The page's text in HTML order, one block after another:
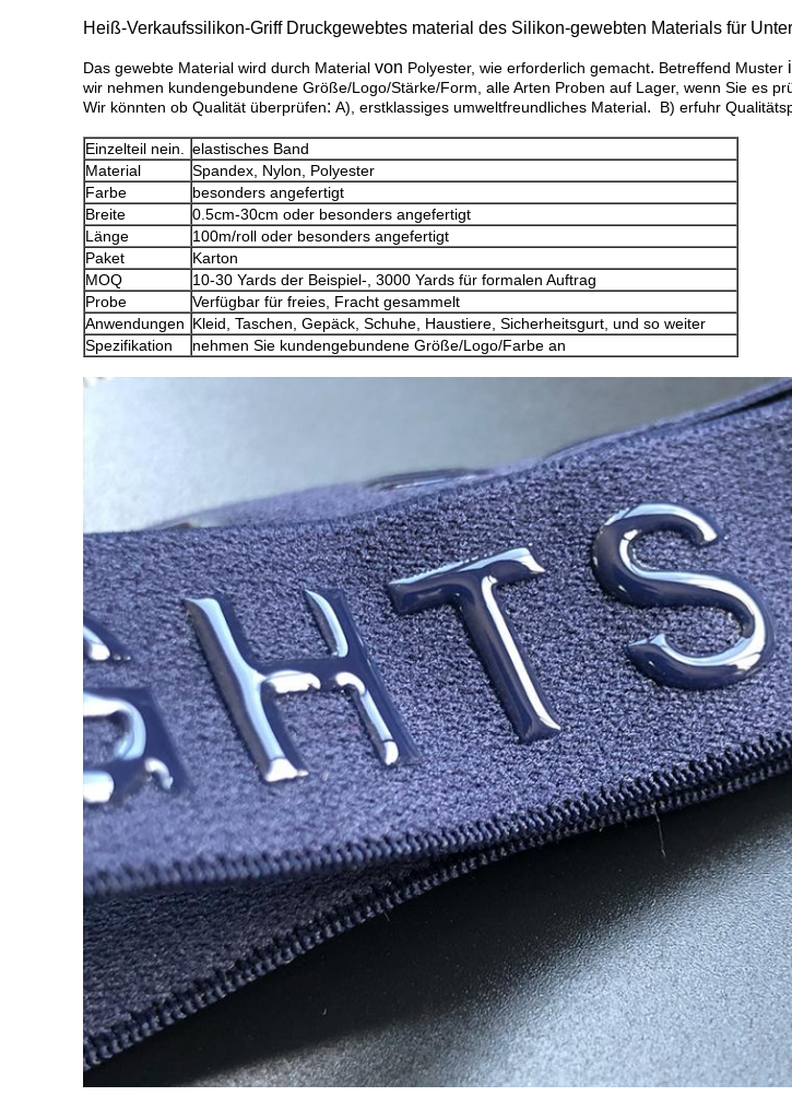
Heiß-Verkaufssilikon-Griff Druckgewebtes material des Silikon-gewebten Materials für
Das gewebte Material wird durch Material von Polyester, wie erforderlich gemacht. Betreffend Muster
wir nehmen kundengebundene Größe/Logo/Stärke/Form, alle Arten Proben auf Lager, wenn Sie es
Wir könnten ob Qualität überprüfen: A), erstklassiges umweltfreundliches Material. B) erfuhr
Einzelteil nein.
elastisches Band
Material
Spandex, Nylon, Polyester
Farbe
besonders angefertigt
Breite
0.5cm-30cm oder besonders angefertigt
Länge
100m/roll oder besonders angefertigt
Paket
Karton
MOQ
10-30 Yards der Beispiel-, 3000 Yards für formalen Auftrag
Probe
Verfügbar für freies, Fracht gesammelt
Anwendungen Kleid, Taschen, Gepäck, Schuhe, Haustiere, Sicherheitsgurt, und so weiter
Spezifikation
nehmen Sie kundengebundene Größe/Logo/Farbe an